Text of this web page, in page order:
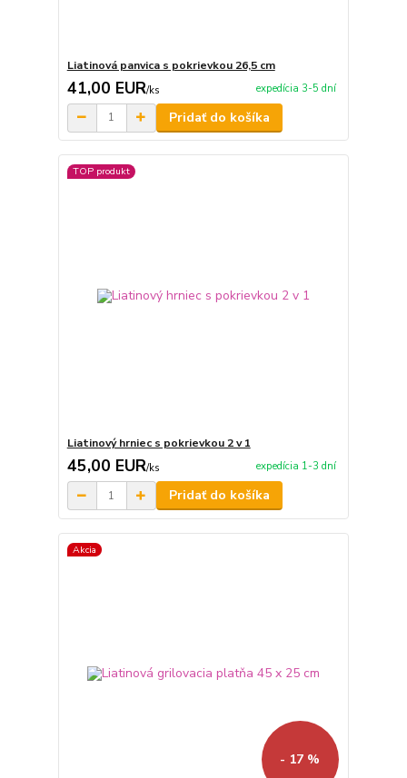
Liatinová panvica s pokrievkou 26,5 cm
41,00 EUR/ks expedícia 3-5 dní
Pridať do košíka
TOP produkt
Liatinový hrniec s pokrievkou 2 v 1
45,00 EUR/ks expedícia 1-3 dní
Pridať do košíka
Akcia
- 17 %